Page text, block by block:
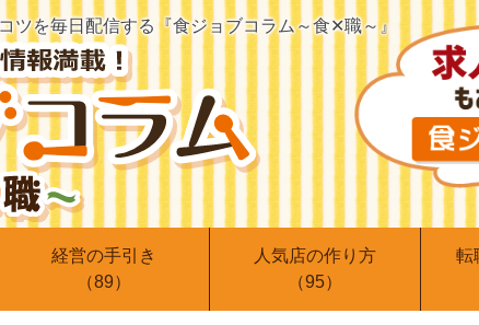
ツを毎日配信する『食ジョブコラム～食✕職～』
経営の手引き
（89）
人気店の作り方
（95）
転